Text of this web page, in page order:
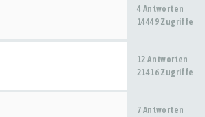
4 Antworten
14449 Zugriffe
12 Antworten
21416 Zugriffe
7 Antworten